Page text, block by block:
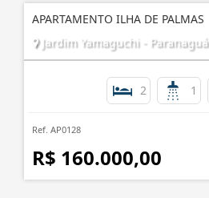
APARTAMENTO ILHA DE PALMAS
Jardim Yamaguchi - Paranaguá
2 1
Ref. AP0128
R$ 160.000,00